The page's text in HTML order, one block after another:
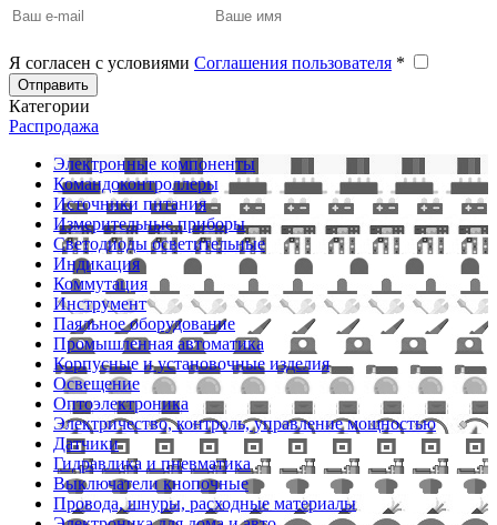
Я согласен с условиями Соглашения пользователя *
Отправить
Категории
Распродажа
Электронные компоненты
Командоконтроллеры
Источники питания
Измерительные приборы
Светодиоды осветительные
Индикация
Коммутация
Инструмент
Паяльное оборудование
Промышленная автоматика
Корпусные и установочные изделия
Освещение
Оптоэлектроника
Электричество, контроль, управление мощностью
Датчики
Гидравлика и пневматика
Выключатели кнопочные
Провода, шнуры, расходные материалы